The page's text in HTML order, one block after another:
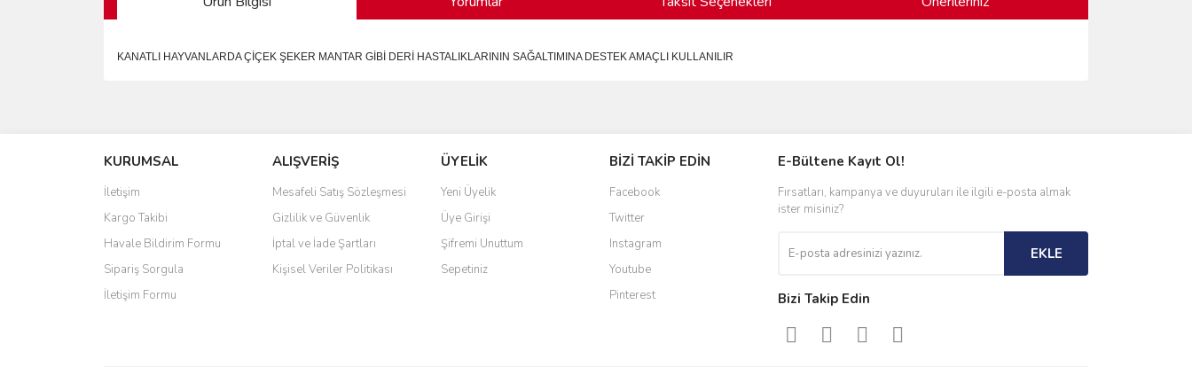
KANATLI HAYVANLARDA ÇİÇEK ŞEKER MANTAR GİBİ DERİ HASTALIKLARININ SAĞALTIMINA DESTEK AMAÇLI KULLANILIR
Ürün resmi kalitesiz, bozuk veya görüntülenemiyor.
Ürün açıklamasında eksik bilgiler bulunuyor.
Ürün bilgilerinde hatalar bulunuyor.
Ürün fiyatı diğer sitelerden daha pahalı.
Bu ürüne benzer farklı alternatifler olmalı.
KURUMSAL
İletişim
Kargo Takibi
Havale Bildirim Formu
Sipariş Sorgula
İletişim Formu
ALIŞVERİŞ
Mesafeli Satış Sözleşmesi
Gizlilik ve Güvenlik
İptal ve İade Şartları
Kişisel Veriler Politikası
ÜYELİK
Yeni Üyelik
Üye Girişi
Şifremi Unuttum
Sepetiniz
BİZİ TAKİP EDİN
Facebook
Twitter
Instagram
Youtube
Pinterest
E-Bültene Kayıt Ol!
Fırsatları, kampanya ve duyuruları ile ilgili e-posta almak
ister misiniz?
EKLE
Bizi Takip Edin